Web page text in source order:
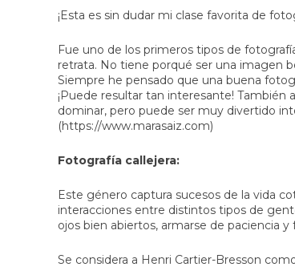
¡Esta es sin dudar mi clase favorita de
Fue uno de los primeros tipos de
retrata. No tiene porqué ser una imagen
Siempre he pensado que una buena
¡Puede resultar tan interesante!
dominar, pero puede ser muy divertido
(https://www.marasaiz.com)
Fotografía callejera:
Este género captura sucesos de la vida
interacciones entre distintos tipos de
ojos bien abiertos, armarse de paciencia
Se considera a Henri Cartier-Bresson